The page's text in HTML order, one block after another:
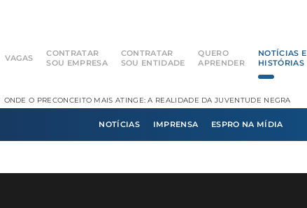
ONDE O PRECONCEITO MAIS ATINGE: A REALIDADE DA JUVENTUDE NEGRA
VAGAS
CONTRATAR
SOU EMPRESA
CONTRATAR
SOU ENTIDADE
QUERO
APRENDER
NOTÍCIAS E
HISTÓRIAS
NOTÍCIAS IMPRENSA ESPRO NA MÍDIA